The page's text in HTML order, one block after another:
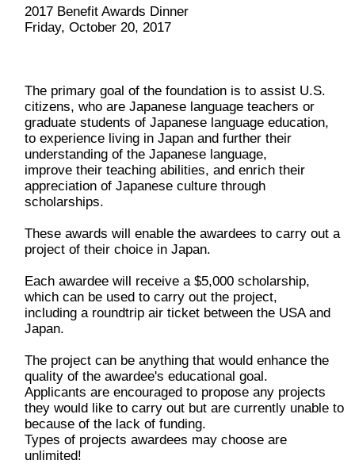
2017 Benefit Awards Dinner
Friday, October 20, 2017
The primary goal of the foundation is to assist U.S.
citizens, who are Japanese language teachers or
graduate students of Japanese language education,
to experience living in Japan and further their
understanding of the Japanese language,
improve their teaching abilities, and enrich their
appreciation of Japanese culture through
scholarships.
These awards will enable the awardees to carry out a
project of their choice in Japan.
Each awardee will receive a $5,000 scholarship,
which can be used to carry out the project,
including a roundtrip air ticket between the USA and
Japan.
The project can be anything that would enhance the
quality of the awardee's educational goal.
Applicants are encouraged to propose any projects
they would like to carry out but are currently unable to
because of the lack of funding.
Types of projects awardees may choose are
unlimited!